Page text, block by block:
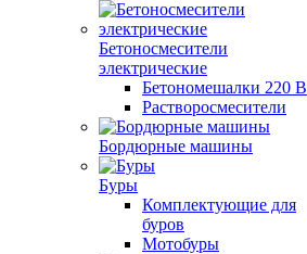
Бетоносмесители
электрические
Бетономешалки 220 В
Растворосмесители
Бордюрные машины
Буры
Комплектующие для
буров
Мотобуры